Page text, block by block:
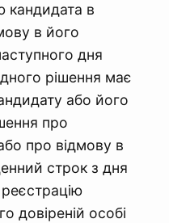
кандидата в
в його
дня
рішення має
або його
про
про відмову в
строк з дня
довіреній особі